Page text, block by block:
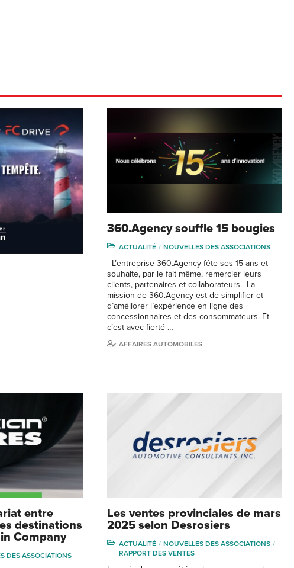
360.Agency souffle 15 bougies
ACTUALITÉ NOUVELLES DES ASSOCIATIONS
L’entreprise 360.Agency fête ses 15 ans et
souhaite, par le fait même, remercier leurs
clients, partenaires et collaborateurs. La
mission de 360.Agency est de simplifier et
d’améliorer l’expérience en ligne des
concessionnaires et des consommateurs. Et
c’est avec fierté …
AFFAIRES AUTOMOBILES
entre
destinations
Company
DES ASSOCIATIONS
Les ventes provinciales de mars
2025 selon Desrosiers
ACTUALITÉ
NOUVELLES DES ASSOCIATIONS
RAPPORT DES VENTES